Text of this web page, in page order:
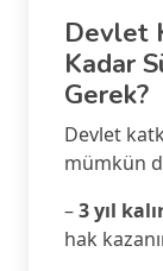
Devlet
Kadar
Gerek?
Devlet
mümkün
–3 yıl
hak